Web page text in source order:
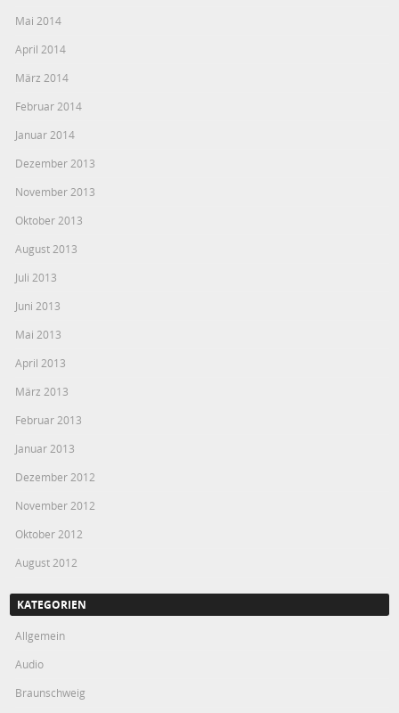
Mai 2014
April 2014
März 2014
Februar 2014
Januar 2014
Dezember 2013
November 2013
Oktober 2013
August 2013
Juli 2013
Juni 2013
Mai 2013
April 2013
März 2013
Februar 2013
Januar 2013
Dezember 2012
November 2012
Oktober 2012
August 2012
KATEGORIEN
Allgemein
Audio
Braunschweig